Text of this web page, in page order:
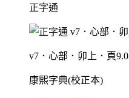
正字通
v7．心部．卯上．頁9.0
康熙字典(校正本)